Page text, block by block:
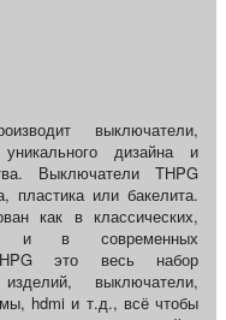
выключатели,
дизайна и
Выключатели THPG
пластика или бакелита.
как в классических,
и в современных
это весь набор
выключатели,
hdmi и т.д., всё чтобы